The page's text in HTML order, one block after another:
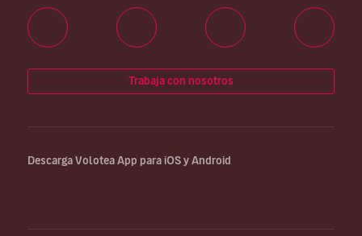
Trabaja con nosotros
Descarga Volotea App para iOS y Android